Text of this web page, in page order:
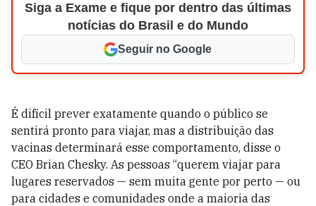
Siga a Exame e fique por dentro das últimas
notícias do Brasil e do Mundo
Seguir no Google
É difícil prever exatamente quando o público se
sentirá pronto para viajar, mas a distribuição das
vacinas determinará esse comportamento, disse o
CEO Brian Chesky. As pessoas “querem viajar para
lugares reservados — sem muita gente por perto — ou
para cidades e comunidades onde a maioria das